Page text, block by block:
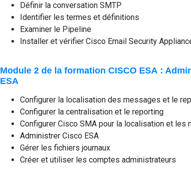
Définir la conversation SMTP
Identifier les termes et définitions
Examiner le Pipeline
Installer et vérifier Cisco Email Security
Module 2 de la formation CISCO ESA :
ESA
Configurer la localisation des messages et le
Configurer la centralisation et le reporting
Configurer Cisco SMA pour la localisation et les
Administrer Cisco ESA
Gérer les fichiers journaux
Créer et utiliser les comptes administrateurs